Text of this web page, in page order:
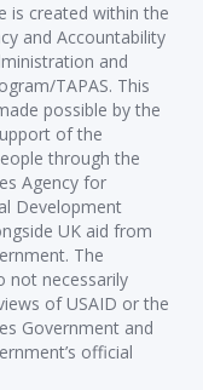
is created within the
and Accountability
and
TAPAS. This
possible by the
of the
through the
Agency for
Development
UK aid from
The
not necessarily
of USAID or the
Government and
official